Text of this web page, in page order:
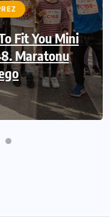
Fit You Mini
Maratonu